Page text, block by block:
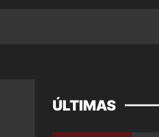
ÚLTIMAS